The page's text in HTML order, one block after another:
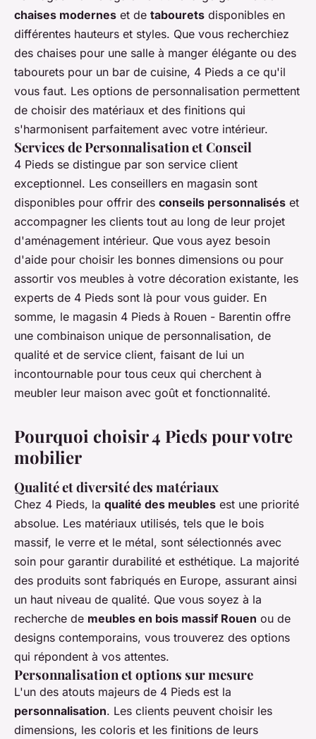
chaises modernes et de tabourets disponibles en
différentes hauteurs et styles. Que vous recherchiez
des chaises pour une salle à manger élégante ou des
tabourets pour un bar de cuisine, 4 Pieds a ce qu'il
vous faut. Les options de personnalisation permettent
de choisir des matériaux et des finitions qui
s'harmonisent parfaitement avec votre intérieur.
Services de Personnalisation et Conseil
4 Pieds se distingue par son service client
exceptionnel. Les conseillers en magasin sont
disponibles pour offrir des conseils personnalisés et
accompagner les clients tout au long de leur projet
d'aménagement intérieur. Que vous ayez besoin
d'aide pour choisir les bonnes dimensions ou pour
assortir vos meubles à votre décoration existante, les
experts de 4 Pieds sont là pour vous guider. En
somme, le magasin 4 Pieds à Rouen - Barentin offre
une combinaison unique de personnalisation, de
qualité et de service client, faisant de lui un
incontournable pour tous ceux qui cherchent à
meubler leur maison avec goût et fonctionnalité.
Pourquoi choisir 4 Pieds pour votre
mobilier
Qualité et diversité des matériaux
Chez 4 Pieds, la qualité des meubles est une priorité
absolue. Les matériaux utilisés, tels que le bois
massif, le verre et le métal, sont sélectionnés avec
soin pour garantir durabilité et esthétique. La majorité
des produits sont fabriqués en Europe, assurant ainsi
un haut niveau de qualité. Que vous soyez à la
recherche de meubles en bois massif Rouen ou de
designs contemporains, vous trouverez des options
qui répondent à vos attentes.
Personnalisation et options sur mesure
L'un des atouts majeurs de 4 Pieds est la
personnalisation. Les clients peuvent choisir les
dimensions, les coloris et les finitions de leurs